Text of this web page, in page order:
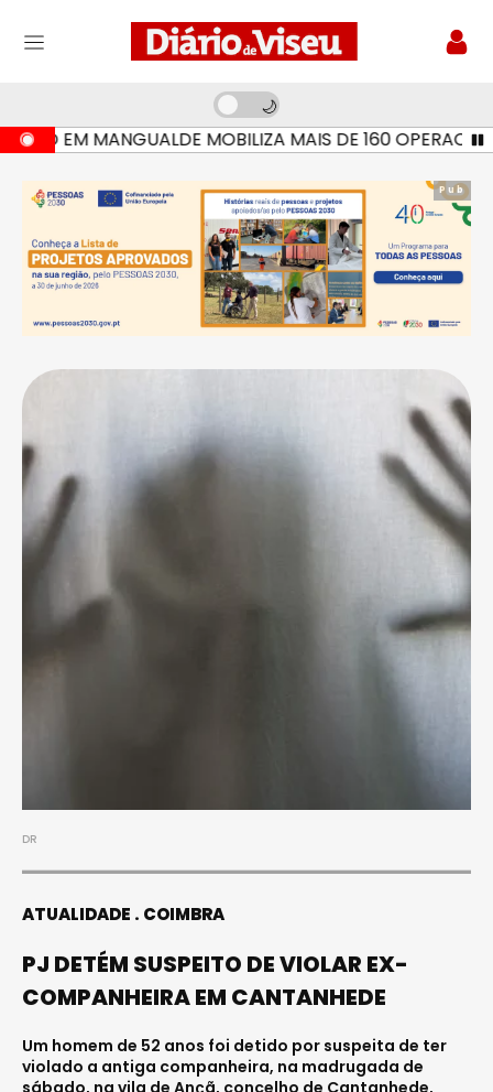
EM MANGUALDE MOBILIZA MAIS DE 160 OPERACIONAIS
Pub
DR
ATUALIDADE COIMBRA
PJ DETÉM SUSPEITO DE VIOLAR EX-
COMPANHEIRA EM CANTANHEDE
Um homem de 52 anos foi detido por suspeita de ter
violado a antiga companheira, na madrugada de
sábado, na vila de Ançã, concelho de Cantanhede,